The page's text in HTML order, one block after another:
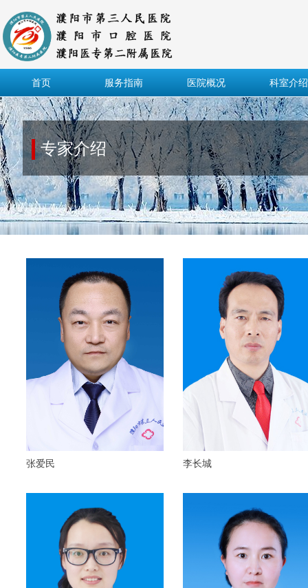
首页 服务指南 医院概况 科室介绍
专家介绍
张爱民 李长城